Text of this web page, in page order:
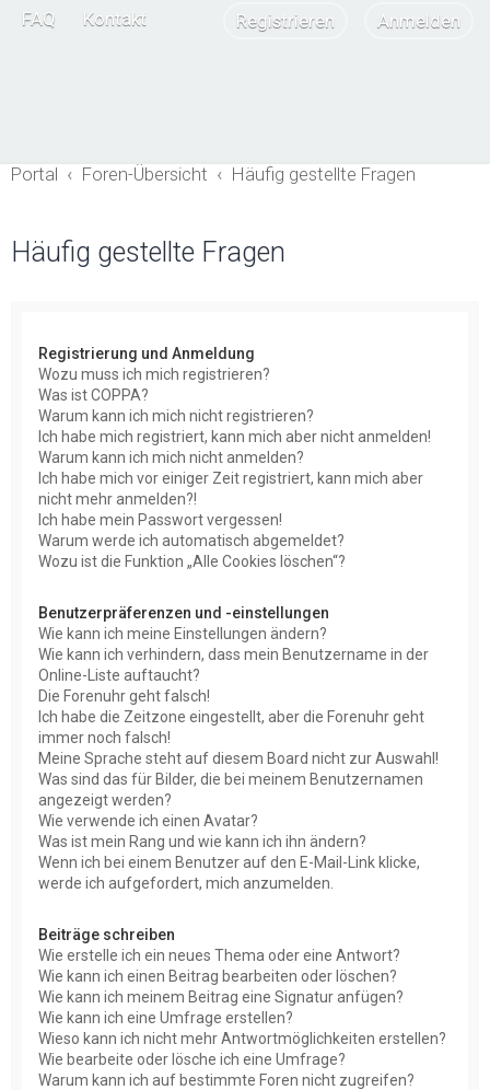
FAQ Kontakt Anmelden
Registrieren
Portal Foren-Übersicht Häufig gestellte Fragen
Häufig gestellte Fragen
Registrierung und Anmeldung
Wozu muss ich mich registrieren?
Was ist COPPA?
Warum kann ich mich nicht registrieren?
Ich habe mich registriert, kann mich aber nicht anmelden!
Warum kann ich mich nicht anmelden?
Ich habe mich vor einiger Zeit registriert, kann mich aber
nicht mehr anmelden?!
Ich habe mein Passwort vergessen!
Warum werde ich automatisch abgemeldet?
Wozu ist die Funktion „Alle Cookies löschen“?
Benutzerpräferenzen und -einstellungen
Wie kann ich meine Einstellungen ändern?
Wie kann ich verhindern, dass mein Benutzername in der
Online-Liste auftaucht?
Die Forenuhr geht falsch!
Ich habe die Zeitzone eingestellt, aber die Forenuhr geht
immer noch falsch!
Meine Sprache steht auf diesem Board nicht zur Auswahl!
Was sind das für Bilder, die bei meinem Benutzernamen
angezeigt werden?
Wie verwende ich einen Avatar?
Was ist mein Rang und wie kann ich ihn ändern?
Wenn ich bei einem Benutzer auf den E-Mail-Link klicke,
werde ich aufgefordert, mich anzumelden.
Beiträge schreiben
Wie erstelle ich ein neues Thema oder eine Antwort?
Wie kann ich einen Beitrag bearbeiten oder löschen?
Wie kann ich meinem Beitrag eine Signatur anfügen?
Wie kann ich eine Umfrage erstellen?
Wieso kann ich nicht mehr Antwortmöglichkeiten erstellen?
Wie bearbeite oder lösche ich eine Umfrage?
Warum kann ich auf bestimmte Foren nicht zugreifen?